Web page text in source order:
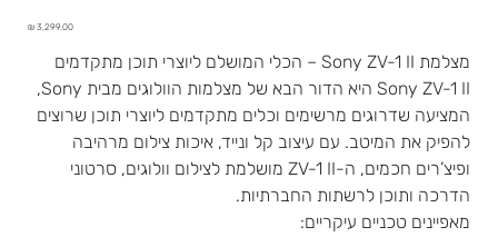
מחיר ‏3,299.00 ‏₪
מצלמת Sony ZV-1 II – הכלי המושלם ליוצרי תוכן מתקדמים
Sony ZV-1 II היא הדור הבא של מצלמות הוולוגים מבית Sony,
המציעה שדרוגים מרשימים וכלים מתקדמים ליוצרי תוכן שרוצים
להפיק את המיטב. עם עיצוב קל ונייד, איכות צילום מרהיבה
ופיצ’רים חכמים, ה-ZV-1 II מושלמת לצילום וולוגים, סרטוני
הדרכה ותוכן לרשתות החברתיות.
מאפיינים טכניים עיקריים: